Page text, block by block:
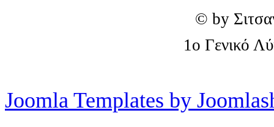
© by
1o Γενικό
Joomla Templates by